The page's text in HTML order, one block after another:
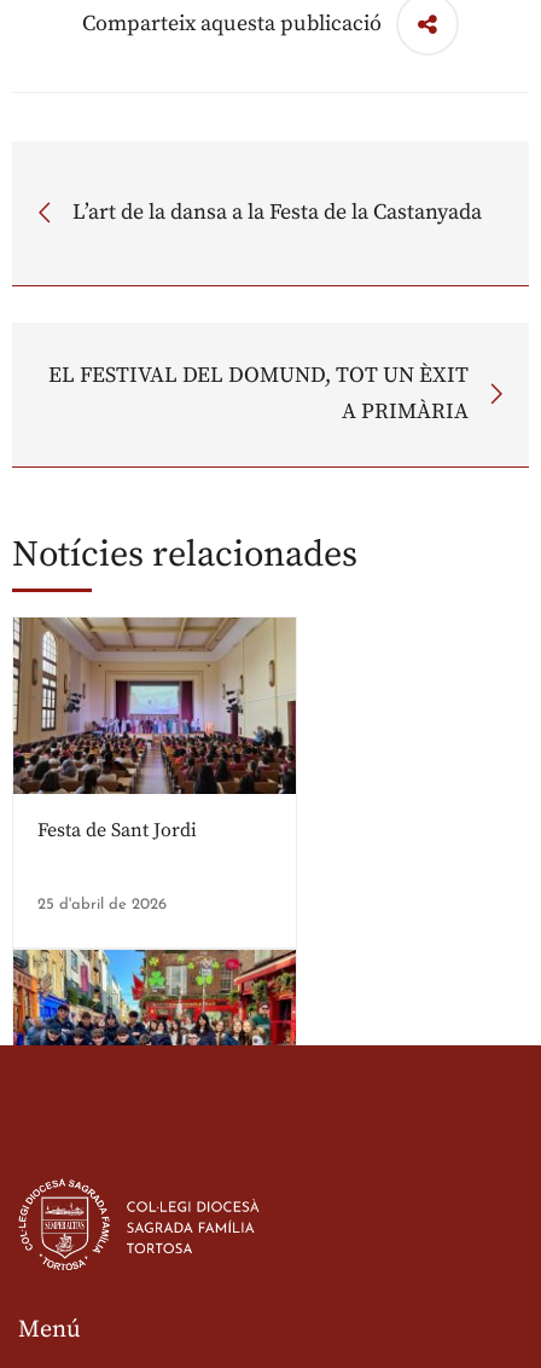
Comparteix aquesta publicació
L’art de la dansa a la Festa de la Castanyada
EL FESTIVAL DEL DOMUND, TOT UN ÈXIT
A PRIMÀRIA
Notícies relacionades
Festa de Sant Jordi
25 d'abril de 2026
d’ESO-BSD a Irlanda
23 de març de 2026
Menú